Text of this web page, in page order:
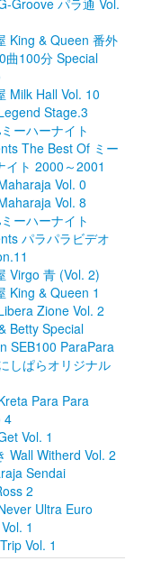
Groove パラ通 Vol.
King & Queen 番外
曲100分 Special
Milk Hall Vol. 10
Stage.3
ーハーナイト
The Best Of ミー
イト 2000～2001
Vol. 0
Vol. 8
ーハーナイト
パラパラビデオ
Virgo 青 (Vol. 2)
King & Queen 1
Zione Vol. 2
Betty Special
SEB100 ParaPara
しぱらオリジナル
Para Para
4
Vol. 1
Wall Witherd Vol. 2
Sendai
2
Ultra Euro
1
Vol. 1